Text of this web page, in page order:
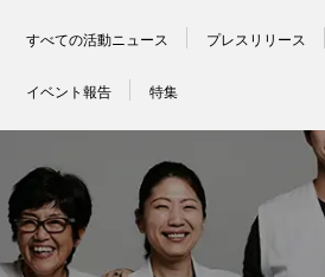
すべての活動ニュース プレスリリース
イベント報告 特集